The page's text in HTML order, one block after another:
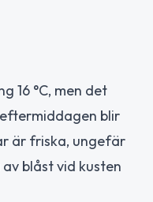
16 °C, men det
blir
är friska, ungefär
blåst vid kusten